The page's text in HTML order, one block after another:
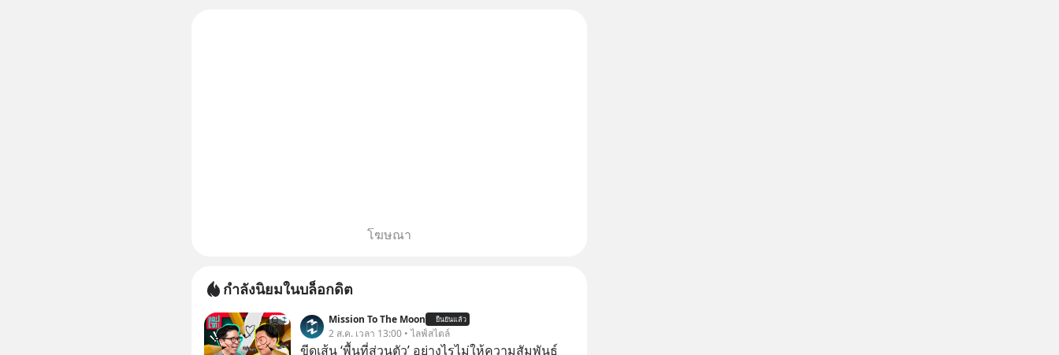
โฆษณา
กำลังนิยมในบล็อกดิต
Mission To The Moon ยืนยันแล้ว
2 ส.ค. เวลา 13:00 • ไลฟ์สไตล์
ขีดเส้น ‘พื้นที่ส่วนตัว’ อย่างไรไม่ให้ความสัมพันธ์